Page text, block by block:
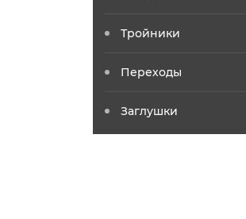
Тройники
Переходы
Заглушки